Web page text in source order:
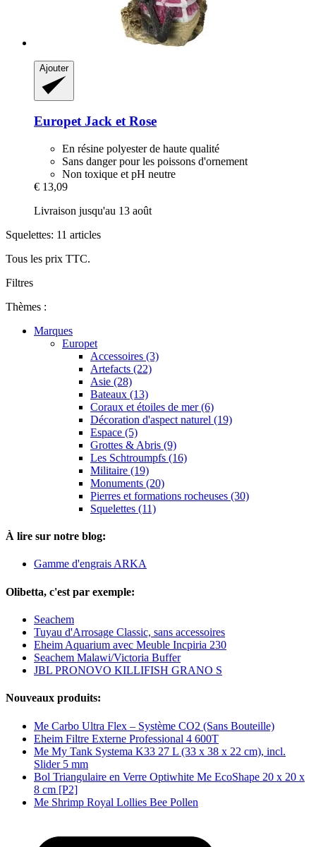
Ajouter
EuropetJack et Rose
En résine polyester de haute qualité
Sans danger pour les poissons d'ornement
Non toxique et pH neutre
€ 13,09
Livraison jusqu'au 13 août
Squelettes: 11 articles
Tous les prix TTC.
Filtres
Thèmes :
Marques
Europet
Accessoires (3)
Artefacts (22)
Asie (28)
Bateaux (13)
Coraux et étoiles de mer (6)
Décoration d'aspect naturel (19)
Espace (5)
Grottes & Abris (9)
Les Schtroumpfs (16)
Militaire (19)
Monuments (20)
Pierres et formations rocheuses (30)
Squelettes (11)
À lire sur notre blog:
Gamme d'engrais ARKA
Olibetta, c'est par exemple:
Seachem
Tuyau d'Arrosage Classic, sans accessoires
Eheim Aquarium avec Meuble Incpiria 230
Seachem Malawi/Victoria Buffer
JBL PRONOVO KILLIFISH GRANO S
Nouveaux produits:
Me Carbo Ultra Flex – Système CO2 (Sans Bouteille)
Eheim Filtre Externe Professional 4 600T
Me My Tank Systema K33 27 L (33 x 38 x 22 cm), incl.
Slider 5 mm
Bol Triangulaire en Verre Optiwhite Me EcoShape 20 x 20 x
8 cm [P2]
Me Shrimp Royal Lollies Bee Pollen